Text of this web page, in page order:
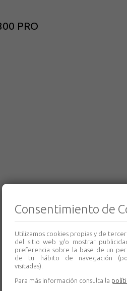
PRO
Consentimiento de
Utilizamos cookies propias y de
del sitio web y/o mostrar
preferencia sobre la base de un
de tu hábito de navegación
visitadas).
Para más información consulta la